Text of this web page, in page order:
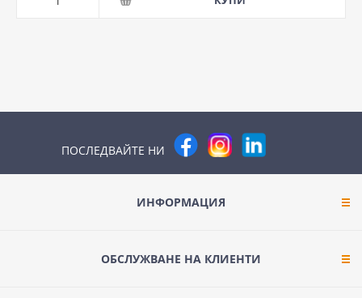
ПОСЛЕДВАЙТЕ НИ
ИНФОРМАЦИЯ
ОБСЛУЖВАНЕ НА КЛИЕНТИ